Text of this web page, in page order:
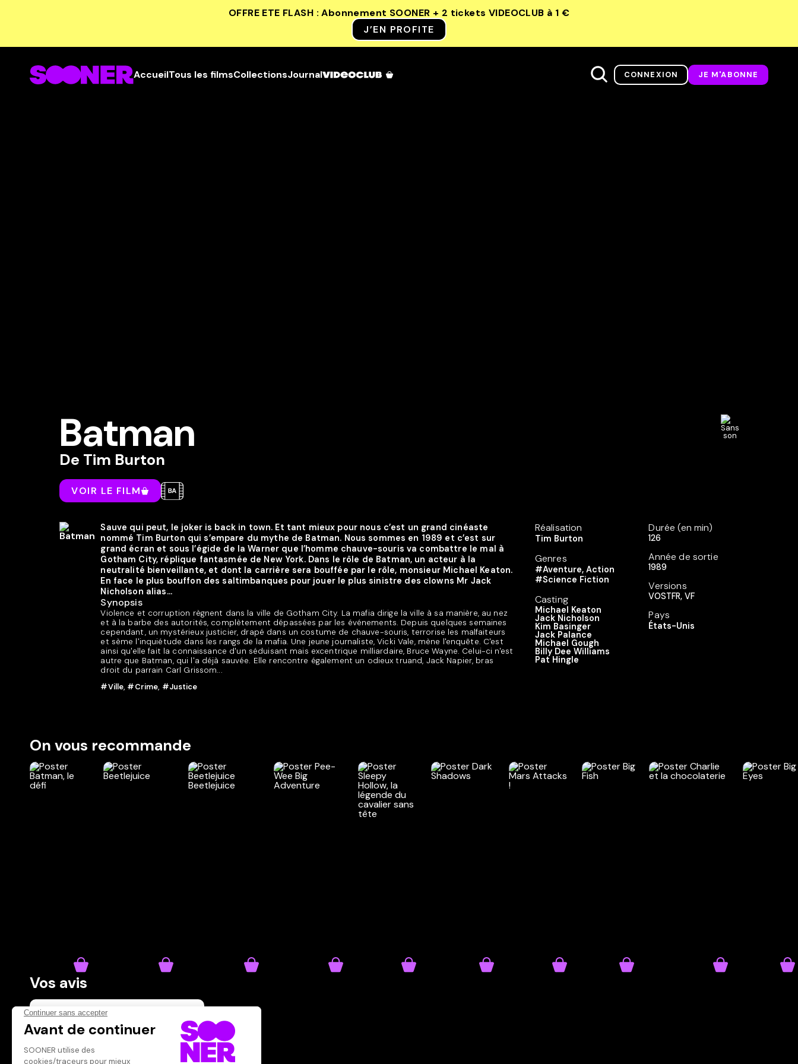
OFFRE ETE FLASH : Abonnement SOONER + 2 tickets VIDEOCLUB à 1 €
J’EN PROFITE
AccueilTous les filmsCollectionsJournal CONNEXION JE M'ABONNE
Batman
De Tim Burton
VOIR LE FILM
Sauve qui peut, le joker is back in town. Et tant mieux pour nous c’est un grand cinéaste
nommé Tim Burton qui s’empare du mythe de Batman. Nous sommes en 1989 et c’est sur
grand écran et sous l’égide de la Warner que l’homme chauve-souris va combattre le mal à
Gotham City, réplique fantasmée de New York. Dans le rôle de Batman, un acteur à la
neutralité bienveillante, et dont la carrière sera bouffée par le rôle, monsieur Michael Keaton.
En face le plus bouffon des saltimbanques pour jouer le plus sinistre des clowns Mr Jack
Nicholson alias...
Synopsis
Violence et corruption règnent dans la ville de Gotham City. La mafia dirige la ville à sa manière, au nez
et à la barbe des autorités, complètement dépassées par les événements. Depuis quelques semaines
cependant, un mystérieux justicier, drapé dans un costume de chauve-souris, terrorise les malfaiteurs
et sème l'inquiétude dans les rangs de la mafia. Une jeune journaliste, Vicki Vale, mène l'enquête. C'est
ainsi qu'elle fait la connaissance d'un séduisant mais excentrique milliardaire, Bruce Wayne. Celui-ci n'est
autre que Batman, qui l'a déjà sauvée. Elle rencontre également un odieux truand, Jack Napier, bras
droit du parrain Carl Grissom...
#Ville, #Crime, #Justice
Réalisation
Tim Burton
Genres
#Aventure, Action
#Science Fiction
Casting
Michael Keaton
Jack Nicholson
Kim Basinger
Jack Palance
Michael Gough
Billy Dee Williams
Pat Hingle
Durée (en min)
126
Année de sortie
1989
Versions
VOSTFR, VF
Pays
États-Unis
On vous recommande
Vos avis
Donnez votre avis
Votre note
Votre commentaire
Il faut vous connecter pour
publier un avis